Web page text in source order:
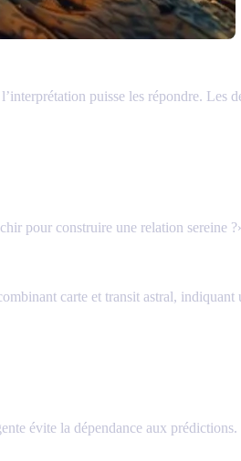
puisse les répondre. Les
pour construire une relation sereine
carte et transit astral,
évite la dépendance aux